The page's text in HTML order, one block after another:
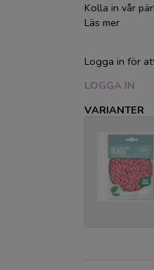
Kolla in vår
Läs mer
Logga in för
LOGGA IN
VARIANTER